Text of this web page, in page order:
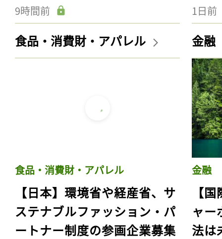
9時間前 1日前
食品・消費財・アパレル
食品・消費財・アパレル
【日本】環境省や経産省、サ
ステナブルファッション・パ
ートナー制度の参画企業募集
金融
金融
【
ャー
法は